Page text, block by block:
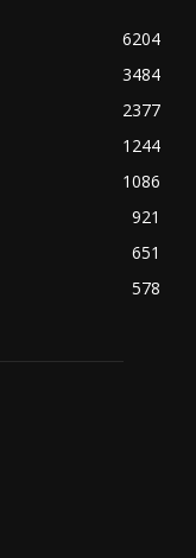
6204
3484
2377
1244
1086
921
651
578